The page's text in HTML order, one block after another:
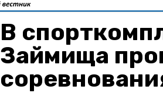
В
Займища